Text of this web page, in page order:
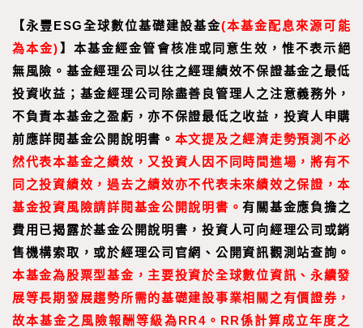
【永豐ESG全球數位基礎建設基金(本基金配息來源可能
為本金) 】 本基金經金管會核准或同意生效，惟不表示絕
無風險。基金經理公司以往之經理績效不保證基金之最低
投資收益；基金經理公司除盡善良管理人之注意義務外，
不負責本基金之盈虧，亦不保證最低之收益，投資人申購
前應詳閱基金公開說明書。 本文提及之經濟走勢預測不必
然代表本基金之績效，又投資人因不同時間進場，將有不
同之投資績效，過去之績效亦不代表未來績效之保證，本
基金投資風險請詳閱基金公開說明書。有關基金應負擔之
費用已揭露於基金公開說明書，投資人可向經理公司或銷
售機構索取，或於經理公司官網、公開資訊觀測站查詢。
本基金為股票型基金，主要投資於全球數位資訊、永續發
展等長期發展趨勢所需的基礎建設事業相關之有價證券，
故本基金之風險報酬等級為RR4。RR係計算成立年度之